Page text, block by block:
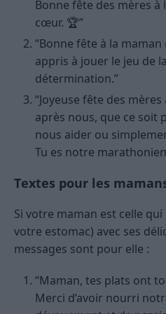
Bonne fête des mères
cœur. 🏆”
“Bonne fête à la
appris à jouer le jeu de
détermination.”
“Joyeuse fête des
après nous, que ce soit
nous aider ou
Tu es notre
Textes pour les
Si votre maman est celle
votre estomac) avec ses
messages sont pour elle :
“Maman, tes plats ont
Merci d’avoir nourri